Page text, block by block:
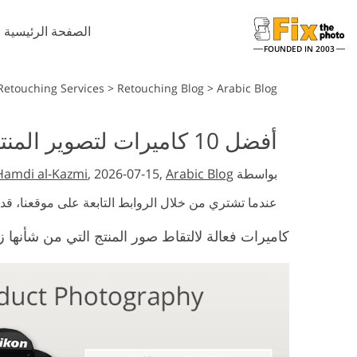
FOUNDED IN 2003
الصفحة الرئيسية
Services > Retouching Blog > Arabic Blog
أفضل 10 كاميرات لتصوير المنتجات مواصفات و مميزات جميع الكاميرات
بواسطة al-Kazmi, 2026-07-15, Arabic Blog
عندما تشتري من خلال الروابط التابعة على موقعنا،
كاميرات فعالة لالتقاط صور المنتج التي من شأنها